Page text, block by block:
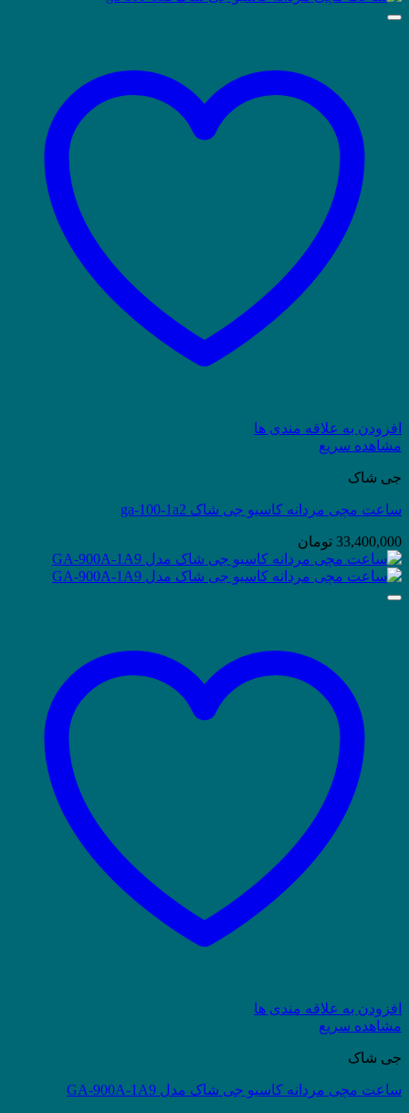
افزودن به علاقه مندی ها
مشاهده سریع
جی شاک
ساعت مچی مردانه کاسیو جی شاک ga-100-1a2
33,400,000 تومان
افزودن به علاقه مندی ها
مشاهده سریع
جی شاک
ساعت مچی مردانه کاسیو جی شاک مدل GA-900A-1A9